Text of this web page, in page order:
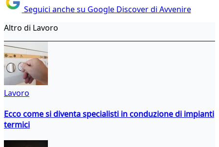
Seguici anche su Google Discover di Avvenire
Altro di Lavoro
Lavoro
Ecco come si diventa specialisti in conduzione di impianti
termici